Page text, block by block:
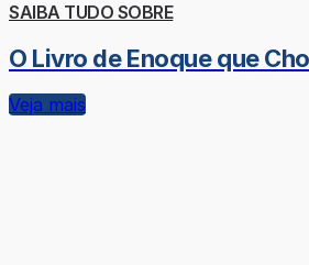
SAIBA TUDO SOBRE
O Livro de Enoque que
Veja mais